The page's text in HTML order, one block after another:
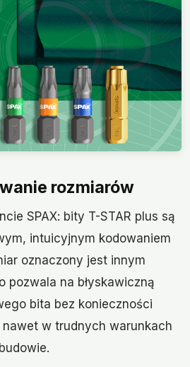
rozmiarów
SPAX: bity T-STAR plus są
intuicyjnym kodowaniem
oznaczony jest innym
pozwala na błyskawiczną
bita bez konieczności
w trudnych warunkach